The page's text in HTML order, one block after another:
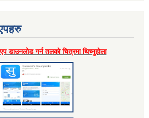
एप डाउनलाेड गर्न तलकाे चित्रमा थिच्नुहाेला